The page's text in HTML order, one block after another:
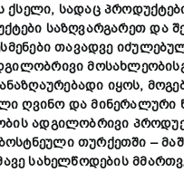
ქსელი, სადაც
საზღვარგარეთ და
თავადვე
იყოს,
ღვინო და მინერალური
ადგილობრივი
თურქეთში –
სახელწოდების